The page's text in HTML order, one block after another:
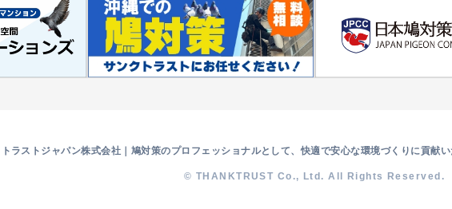
ラストジャパン株式会社｜鳩対策のプロフェッショナルとして、快適で安心な環境づくりに貢献い
© THANKTRUST Co., Ltd. All Rights Reserved.